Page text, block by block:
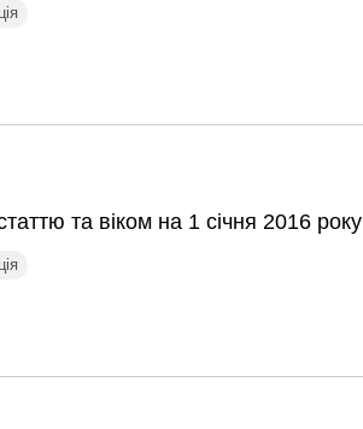
та віком на 1 січня 2016 року